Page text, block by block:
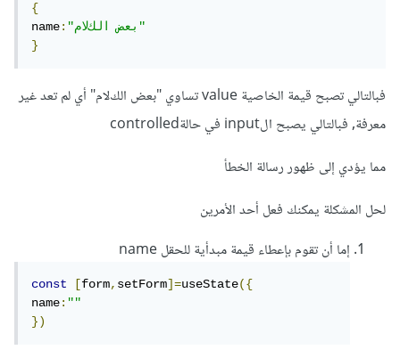
{
name:
"بعض الكﻻم"
}
فبالتالي تصبح قيمة الخاصية value تساوي "بعض الكﻻم" أي لم تعد غير
معرفة, فبالتالي يصبح الinput في حالةcontrolled
مما يؤدي إلى ظهور رسالة الخطأ
لحل المشكلة يمكنك فعل أحد الأمرين
إما أن تقوم بإعطاء قيمة مبدأية للحقل name
const [form,setForm]=useState({
name:""
})